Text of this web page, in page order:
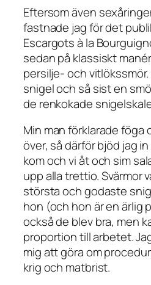
Eftersom även
fastnade jag för det
Escargots à la
sedan på klassiskt
persilje- och
snigel och så sist en
de renkokade
Min man förklarade
över, så därför bjöd jag
kom och vi åt och sim
upp alla trettio. Svärmor
största och godaste
hon (och hon är en ärlig
också de blev bra, men
proportion till arbetet.
mig att göra om
krig och matbrist.